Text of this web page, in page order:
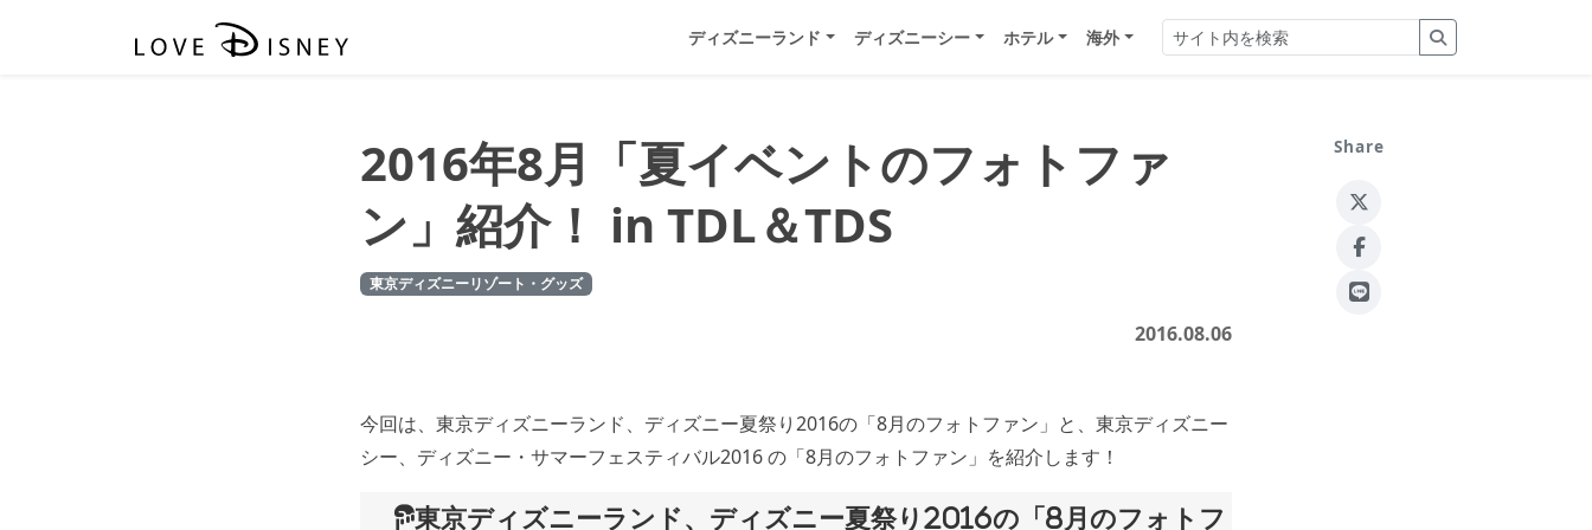
ディズニーランド ディズニーシー ホテル 海外
2016年8月「夏イベントのフォトファ
ン」紹介！ in TDL＆TDS
東京ディズニーリゾート・グッズ
2016.08.06
今回は、東京ディズニーランド、ディズニー夏祭り2016の「8月のフォトファン」と、東京ディズニー
シー、ディズニー・サマーフェスティバル2016 の「8月のフォトファン」を紹介します！
東京ディズニーランド、ディズニー夏祭り2016の「8月のフォトフ
Share